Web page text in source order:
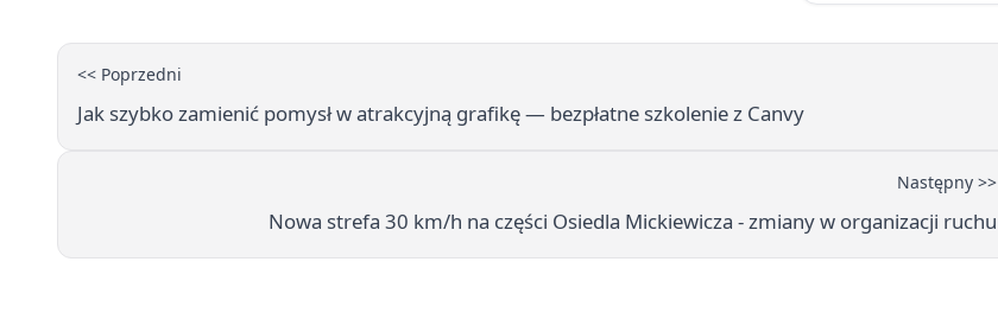
<< Poprzedni
Jak szybko zamienić pomysł w atrakcyjną grafikę — bezpłatne szkolenie z Canvy
Następny >>
Nowa strefa 30 km/h na części Osiedla Mickiewicza - zmiany w organizacji ruchu